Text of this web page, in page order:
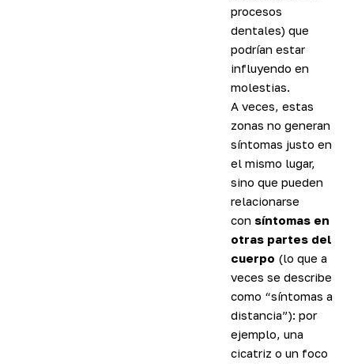
procesos
dentales) que
podrían estar
influyendo en
molestias.
A veces, estas
zonas no generan
síntomas justo en
el mismo lugar,
sino que pueden
relacionarse
con síntomas en
otras partes del
cuerpo (lo que a
veces se describe
como “síntomas a
distancia”): por
ejemplo, una
cicatriz o un foco